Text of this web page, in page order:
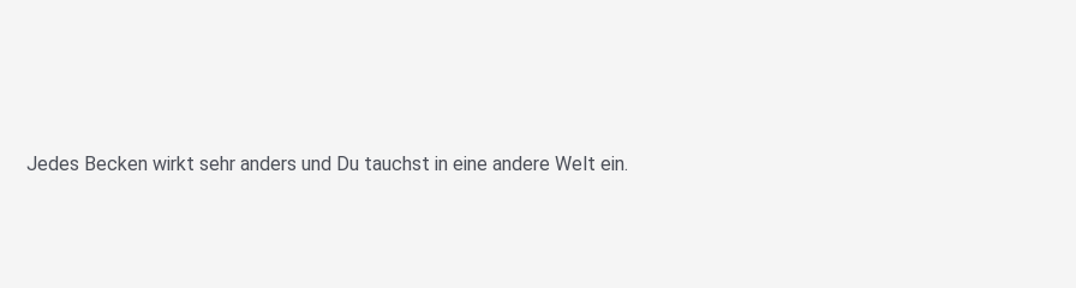
Jedes Becken wirkt sehr anders und Du tauchst in eine andere Welt ein.